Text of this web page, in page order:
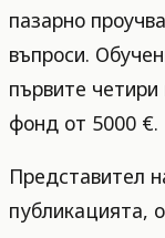
пазарно
въпроси.
първите
фонд от 5000 €.
Представител
публикацията,